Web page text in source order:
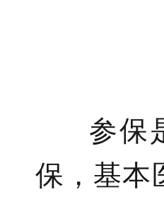
参保是
保，基本